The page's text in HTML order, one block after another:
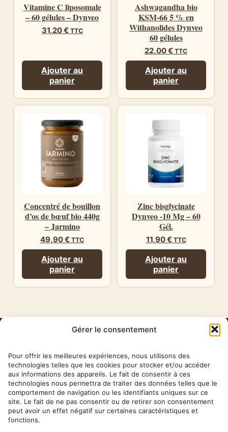
Gérer le consentement
Pour offrir les meilleures expériences, nous utilisons des
technologies telles que les cookies pour stocker et/ou accéder
aux informations des appareils. Le fait de consentir à ces
technologies nous permettra de traiter des données telles que le
comportement de navigation ou les identifiants uniques sur ce
site. Le fait de ne pas consentir ou de retirer son consentement
peut avoir un effet négatif sur certaines caractéristiques et
fonctions.
Vitamine C liposomale
– 60 gélules – Dynveo
31,20€ TTC
Ajouter au
panier
Ashwagandha bio
KSM-66 5 % en
Withanolides Dynveo
60 gélules
22,00€ TTC
Ajouter au
panier
Concentré de bouillon
d’os de bœuf bio 440g
– Jarmino
49,90€ TTC
Ajouter au
panier
Zinc bisglycinate
Dynveo -10 Mg – 60
Gél.
11,90€ TTC
Ajouter au
panier
BARONA
✉ contact@herbabarona.com